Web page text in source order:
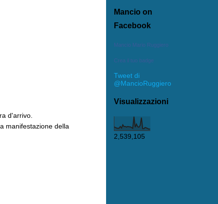
Mancio on
Facebook
Mancio Mario Ruggiero
Crea il tuo badge
Tweet di
@MancioRuggiero
Visualizzazioni
2,539,105
d'arrivo.
manifestazione della